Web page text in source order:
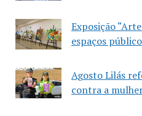
Exposição
espaços
Agosto Lilás
contra a